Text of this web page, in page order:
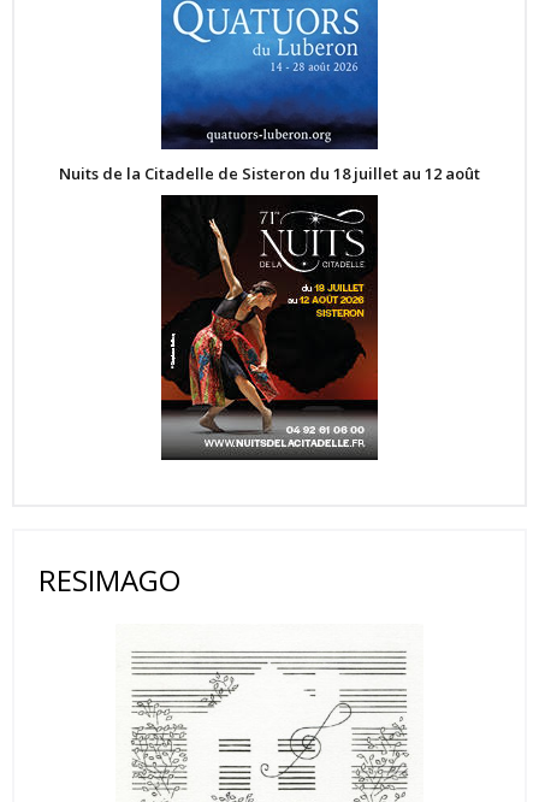
Nuits de la Citadelle de Sisteron du 18 juillet au 12 août
RESIMAGO